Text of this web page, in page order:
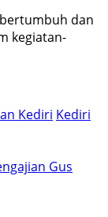
dan
kegiatan-
Kediri Kediri
Gus